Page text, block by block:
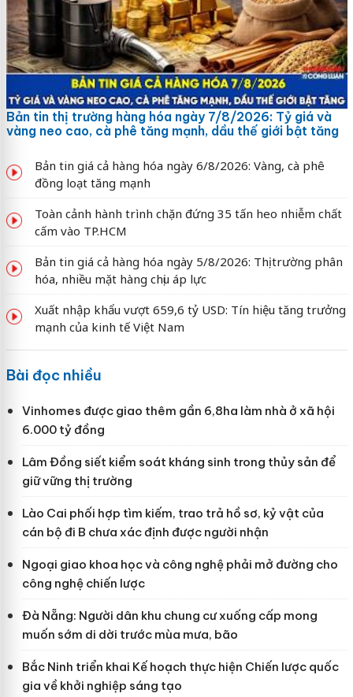
Bản tin thị trường hàng hóa ngày 7/8/2026: Tỷ giá và
vàng neo cao, cà phê tăng mạnh, dầu thế giới bật tăng
Bản tin giá cả hàng hóa ngày 6/8/2026: Vàng, cà phê
đồng loạt tăng mạnh
Toàn cảnh hành trình chặn đứng 35 tấn heo nhiễm chất
cấm vào TP.HCM
Bản tin giá cả hàng hóa ngày 5/8/2026: Thị trường phân
hóa, nhiều mặt hàng chịu áp lực
Xuất nhập khẩu vượt 659,6 tỷ USD: Tín hiệu tăng trưởng
mạnh của kinh tế Việt Nam
Bài đọc nhiều
Vinhomes được giao thêm gần 6,8ha làm nhà ở xã hội
6.000 tỷ đồng
Lâm Đồng siết kiểm soát kháng sinh trong thủy sản để
giữ vững thị trường
Lào Cai phối hợp tìm kiếm, trao trả hồ sơ, kỷ vật của
cán bộ đi B chưa xác định được người nhận
Ngoại giao khoa học và công nghệ phải mở đường cho
công nghệ chiến lược
Đà Nẵng: Người dân khu chung cư xuống cấp mong
muốn sớm di dời trước mùa mưa, bão
Bắc Ninh triển khai Kế hoạch thực hiện Chiến lược quốc
gia về khởi nghiệp sáng tạo